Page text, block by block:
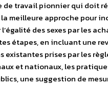
de travail pionnier qui doit
la meilleure approche pour
des sexes par les
étapes, en incluant une
existantes prises par les
et nationaux, les
une suggestion de